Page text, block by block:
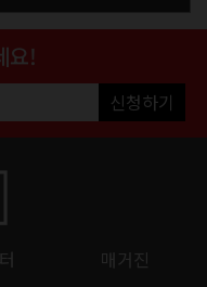
요!
신청하기
매거진